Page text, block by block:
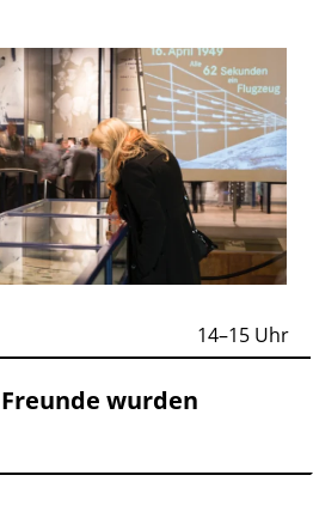
14–15 Uhr
wurden